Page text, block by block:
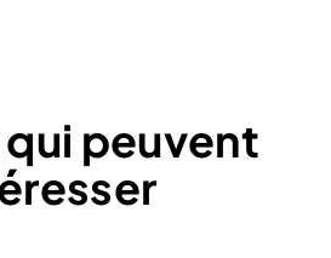
peuvent